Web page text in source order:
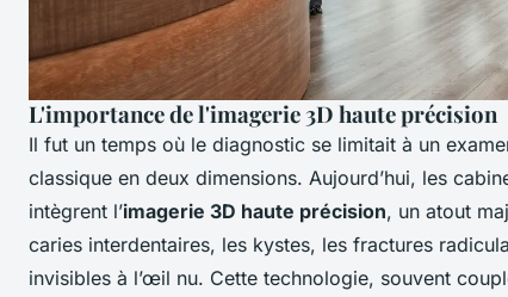
L'importance de l'imagerie 3D haute précision
Il fut un temps où le diagnostic se limitait à un
classique en deux dimensions. Aujourd’hui, les
intègrent l’imagerie 3D haute précision, un atout
caries interdentaires, les kystes, les fractures
invisibles à l’œil nu. Cette technologie, souvent